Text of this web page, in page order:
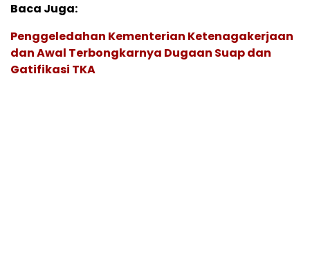
Baca Juga:
Penggeledahan Kementerian Ketenagakerjaan
dan Awal Terbongkarnya Dugaan Suap dan
Gatifikasi TKA